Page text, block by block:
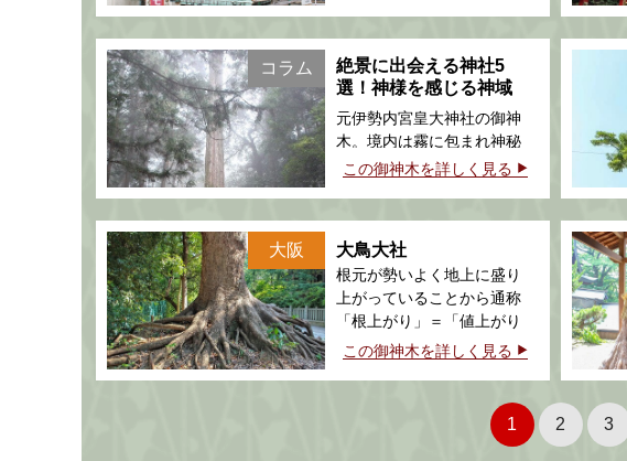
コラム
絶景に出会える神社5
選！神様を感じる神域
特集【前半】
元伊勢内宮皇大神社の御神
木。境内は霧に包まれ神秘
的な空間が拡がる
この御神木を詳しく見る
大阪 大鳥大社
根元が勢いよく地上に盛り
上がっていることから通称
「根上がり」＝「値上がり
の大楠」と呼ばれているそ
この御神木を詳しく見る
1 2 3